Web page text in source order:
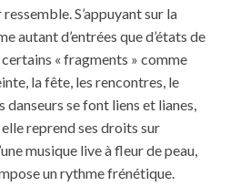
S’appuyant sur la
autant d’entrées que d’états de
« fragments » comme
la fête, les rencontres, le
se font liens et lianes,
reprend ses droits sur
musique live à fleur de peau,
un rythme frénétique.